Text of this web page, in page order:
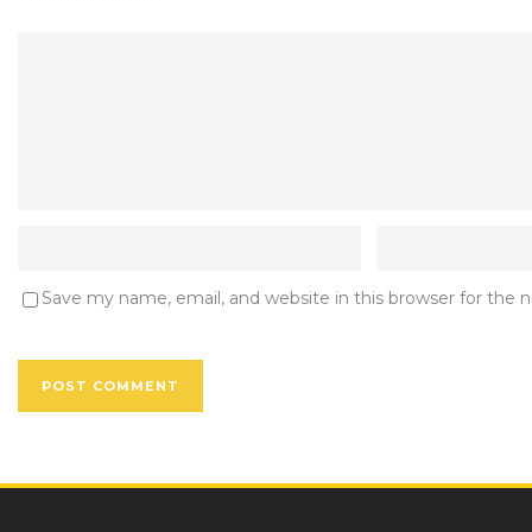
Save my name, email, and website in this browser for the